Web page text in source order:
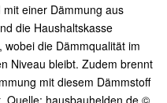
einer Dämmung aus
die Haushaltskasse
die Dämmqualität im
Niveau bleibt. Zudem brennt
mit diesem Dämmstoff
Quelle: hausbauhelden.de ©